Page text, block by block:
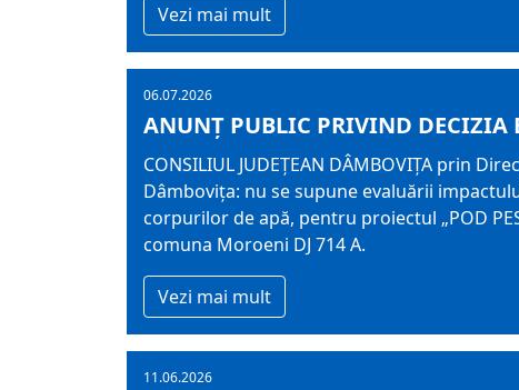
Vezi mai mult
06.07.2026
ANUNŢ PUBLIC PRIVIND DECIZIA
CONSILIUL JUDEŢEAN DÂMBOVIŢA prin
Dâmbovița: nu se supune evaluării
corpurilor de apă, pentru proiectul „POD
comuna Moroeni DJ 714 A.
Vezi mai mult
11.06.2026